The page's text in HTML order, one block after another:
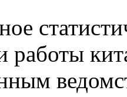
работы